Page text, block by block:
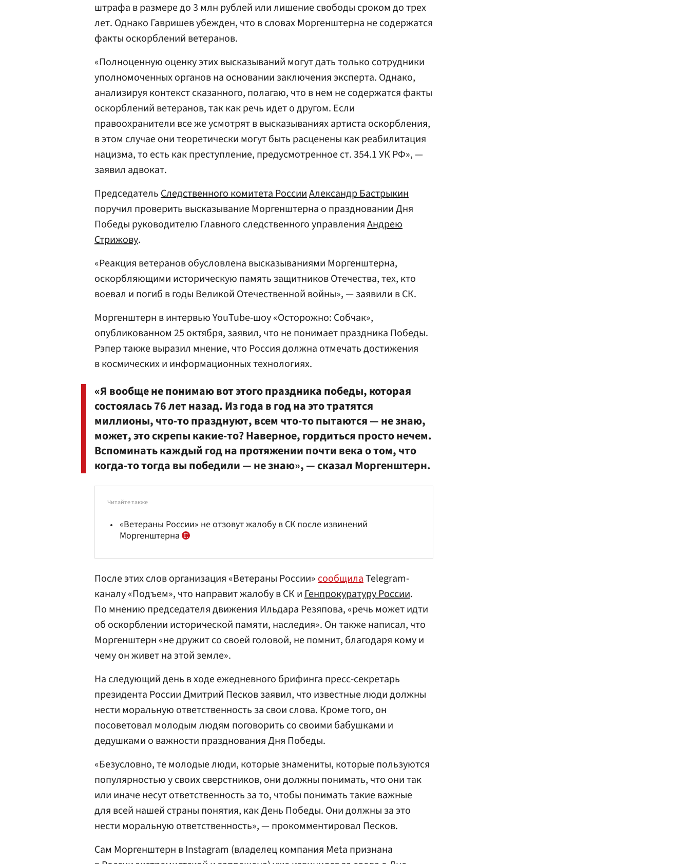
штрафа в размере до 3 млн рублей или лишение свободы сроком до трех
лет. Однако Гавришев убежден, что в словах Моргенштерна не содержатся
факты оскорблений ветеранов.
«Полноценную оценку этих высказываний могут дать только сотрудники
уполномоченных органов на основании заключения эксперта. Однако,
анализируя контекст сказанного, полагаю, что в нем не содержатся факты
оскорблений ветеранов, так как речь идет о другом. Если
правоохранители все же усмотрят в высказываниях артиста оскорбления,
в этом случае они теоретически могут быть расценены как реабилитация
нацизма, то есть как преступление, предусмотренное ст. 354.1 УК РФ», —
заявил адвокат.
ПредседательСледственного комитета РоссииАлександр Бастрыкин
поручил проверить высказывание Моргенштерна о праздновании Дня
Победы руководителю Главного следственного управленияАндрею
Стрижову.
«Реакция ветеранов обусловлена высказываниями Моргенштерна,
оскорбляющими историческую память защитников Отечества, тех, кто
воевал и погиб в годы Великой Отечественной войны», — заявили в СК.
Моргенштерн в интервью YouTube-шоу «Осторожно: Собчак»,
опубликованном 25 октября, заявил, что не понимает праздника Победы.
Рэпер также выразил мнение, что Россия должна отмечать достижения
в космических и информационных технологиях.
«Я вообще не понимаю вот этого праздника победы, которая
состоялась 76 лет назад. Из года в год на это тратятся
миллионы, что-то празднуют, всем что-то пытаются — не знаю,
может, это скрепы какие-то? Наверное, гордиться просто нечем.
Вспоминать каждый год на протяжении почти века о том, что
когда-то тогда вы победили — не знаю», — сказал Моргенштерн.
Читайте также
«Ветераны России» не отзовут жалобу в СК после извинений
Моргенштерна
После этих слов организация «Ветераны России»сообщилаTelegram-
каналу «Подъем», что направит жалобу в СК иГенпрокуратуру России.
По мнению председателя движения Ильдара Резяпова, «речь может идти
об оскорблении исторической памяти, наследия». Он также написал, что
Моргенштерн «не дружит со своей головой, не помнит, благодаря кому и
чему он живет на этой земле».
На следующий день в ходе ежедневного брифинга пресс-секретарь
президента России Дмитрий Песков заявил, что известные люди должны
нести моральную ответственность за свои слова. Кроме того, он
посоветовал молодым людям поговорить со своими бабушками и
дедушками о важности празднования Дня Победы.
«Безусловно, те молодые люди, которые знамениты, которые пользуются
популярностью у своих сверстников, они должны понимать, что они так
или иначе несут ответственность за то, чтобы понимать такие важные
для всей нашей страны понятия, как День Победы. Они должны за это
нести моральную ответственность», — прокомментировал Песков.
Сам Моргенштерн в Instagram (владелец компания Meta признана